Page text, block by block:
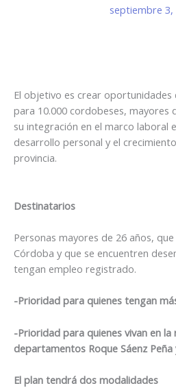
septiembre 3,
El objetivo es crear oportunidades
para 10.000 cordobeses, mayores
su integración en el marco laboral
desarrollo personal y el
provincia.
Destinatarios
Personas mayores de 26 años,
Córdoba y que se encuentren
tengan empleo registrado.
-Prioridad para quienes tengan
-Prioridad para quienes vivan en
departamentos Roque Sáenz Peña
El plan tendrá dos modalidades